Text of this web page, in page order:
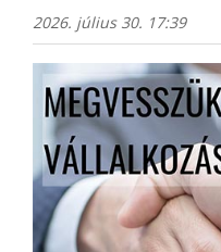
2026. július 30. 17:39